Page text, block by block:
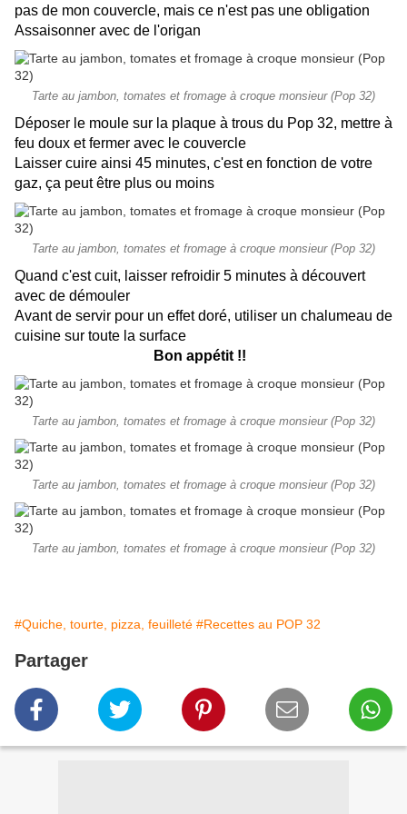
pas de mon couvercle, mais ce n'est pas une obligation
Assaisonner avec de l'origan
Tarte au jambon, tomates et fromage à croque monsieur (Pop 32)
Déposer le moule sur la plaque à trous du Pop 32, mettre à
feu doux et fermer avec le couvercle
Laisser cuire ainsi 45 minutes, c'est en fonction de votre
gaz, ça peut être plus ou moins
Tarte au jambon, tomates et fromage à croque monsieur (Pop 32)
Quand c'est cuit, laisser refroidir 5 minutes à découvert
avec de démouler
Avant de servir pour un effet doré, utiliser un chalumeau de
cuisine sur toute la surface
Bon appétit !!
Tarte au jambon, tomates et fromage à croque monsieur (Pop 32)
Tarte au jambon, tomates et fromage à croque monsieur (Pop 32)
Tarte au jambon, tomates et fromage à croque monsieur (Pop 32)
#Quiche, tourte, pizza, feuilleté #Recettes au POP 32
Partager